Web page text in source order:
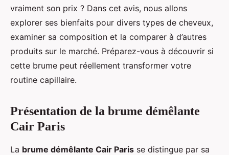
vraiment son prix ? Dans cet avis, nous allons
explorer ses bienfaits pour divers types de cheveux,
examiner sa composition et la comparer à d’autres
produits sur le marché. Préparez-vous à découvrir si
cette brume peut réellement transformer votre
routine capillaire.
Présentation de la brume démêlante
Cair Paris
La brume démêlante Cair Paris se distingue par sa